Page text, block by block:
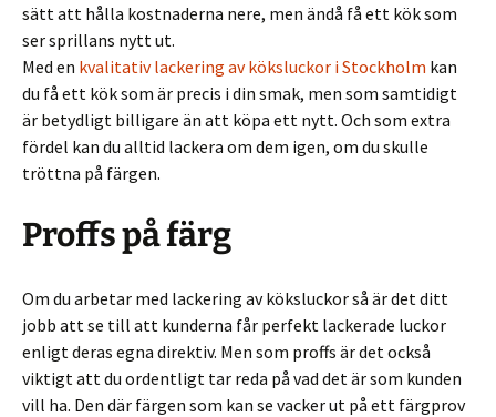
sätt att hålla kostnaderna nere, men ändå få ett kök som
ser sprillans nytt ut.
Med en kvalitativ lackering av köksluckor i Stockholm kan
du få ett kök som är precis i din smak, men som samtidigt
är betydligt billigare än att köpa ett nytt. Och som extra
fördel kan du alltid lackera om dem igen, om du skulle
tröttna på färgen.
Proffs på färg
Om du arbetar med lackering av köksluckor så är det ditt
jobb att se till att kunderna får perfekt lackerade luckor
enligt deras egna direktiv. Men som proffs är det också
viktigt att du ordentligt tar reda på vad det är som kunden
vill ha. Den där färgen som kan se vacker ut på ett färgprov